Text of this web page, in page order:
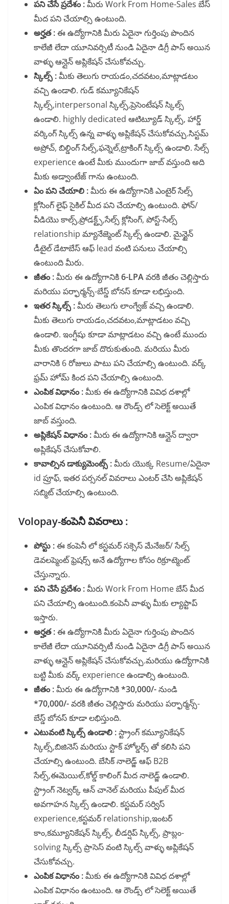
పని చేసే ప్రదేశం :మీరు Work From Home-Sales బేస్
మీద పని చేయాల్సి ఉంటుంది.
అర్హత :ఈ ఉద్యోగానికి మీరు ఏదైనా గుర్తింపు పొందిన
కాలేజీ లేదా యూనివర్సిటీ నుండి ఏదైనా డిగ్రీ పాస్ అయిన
వాళ్ళు ఆన్లైన్ అప్లికేషన్ చేసుకోవచ్చు.
స్కిల్స్ :మీకు తెలుగు రాయడం,చదవటం,మాట్లాడటం
వచ్చి ఉండాలి. గుడ్ కమ్యూనికేషన్
స్కిల్స్,interpersonal స్కిల్స్,ప్రెసెంటేషన్ స్కిల్స్
ఉండాలి. highly dedicated ఆటిట్యూడ్ స్కిల్స్, హార్డ్
వర్కింగ్ స్కిల్స్ ఉన్న వాళ్ళు అప్లికేషన్ చేసుకోవచ్చు.సిస్టమ్
అప్రోచ్, బిల్డింగ్ సేల్స్,ఫన్నెల్,ట్రాకింగ్ స్కిల్స్ ఉండాలి. సేల్స్
experience ఉంటే మీకు ముందుగా జాబ్ వస్తుంది అది
మీకు అడ్వాంటేజ్ గాను ఉంటుంది.
ఏం పని చేయాలి :మీరు ఈ ఉద్యోగానికి ఎంటైర్ సేల్స్
క్లోసింగ్ లైఫ్ సైకిల్ మీద పని చేయాల్సి ఉంటుంది. ఫోన్/
వీడియొ కాల్స్,ప్రోడక్ట్స్,సేల్స్ క్లోసింగ్, పోస్ట్-సేల్స్
relationship మ్యానేజ్మెంట్ స్కిల్స్ ఉండాలి. మైన్టైన్
డీటైల్ డేటాబేస్ ఆఫ్ lead వంటి పనులు చేయాల్సి
ఉంటుంది మీరు.
జీతం :మీరు ఈ ఉద్యోగానికి6-LPAవరకి జీతం చెల్లిస్తారు
మరియు పర్ఫార్మన్స్-బేస్డ్ బోనస్ కూడా లభిస్తుంది.
ఇతర స్కిల్స్ :మీరు తెలుగు లాంగ్వేజ్ వచ్చి ఉండాలి.
మీకు తెలుగు రాయడం,చదవటం,మాట్లాడటం వచ్చి
ఉండాలి. ఇంగ్షీషు కూడా మాట్లాడటం వచ్చి ఉంటే ముందు
మీకు తొందరగా జాబ్ దొరుకుతుంది. మరియు మీరు
వారానికి 6 రోజులు పాటు పని చేయాల్సి ఉంటుంది. వర్క్
ఫ్రమ్ హోమ్ కింద పని చేయాల్సి ఉంటుంది.
ఎంపిక విధానం :మీకు ఈ ఉద్యోగానికి వివిధ దశాల్లో
ఎంపిక విధానం ఉంటుంది. ఆ రౌండ్స్ లో సెలెక్ట్ అయితే
జాబ్ వస్తుంది.
అప్లికేషన్ విధానం :మీరు ఈ ఉద్యోగానికి ఆన్లైన్ ద్వారా
అప్లికేషన్ చేసుకోవాలి.
కావాల్సిన డాక్యుమెంట్స్ :మీరు యొక్క Resume/ఏదైనా
id ప్రూఫ్, ఇతర పర్సనల్ వివరాలు ఎంటర్ చేసి అప్లికేషన్
సబ్మిట్ చేయాల్సి ఉంటుంది.
Volopay-కంపెనీ వివరాలు :
పోస్టు :ఈ కంపెనీ లో కస్టమర్ సక్సెస్ మేనేజర్/ సేల్స్
డెవలప్మెంట్ ఫ్రెషర్స్ అనే ఉద్యోగాల కోసం రిక్రూట్మెంట్
చేస్తున్నారు.
పని చేసే ప్రదేశం :మీరు Work From Home బేస్ మీద
పని చేయాల్సి ఉంటుంది.కంపెనీ వాళ్ళు మీకు ల్యాప్టాప్
ఇస్తారు.
అర్హత :ఈ ఉద్యోగానికి మీరు ఏదైనా గుర్తింపు పొందిన
కాలేజీ లేదా యూనివర్సిటీ నుండి ఏదైనా డిగ్రీ పాస్ అయిన
వాళ్ళు ఆన్లైన్ అప్లికేషన్ చేసుకోవచ్చు.మరియు ఉద్యోగానికి
బట్టి మీకు వర్క్ experience ఉండాల్సి ఉంటుంది.
జీతం :మీరు ఈ ఉద్యోగానికి*30,000/-నుండి
*70,000/-వరకి జీతం చెల్లిస్తారు మరియు పర్ఫార్మన్స్-
బేస్డ్ బోనస్ కూడా లభిస్తుంది.
ఎటువంటి స్కిల్స్ ఉండాలి :స్ట్రాంగ్ కమ్యూనికేషన్
స్కిల్స్,బిజినెస్ మరియు స్టాక్ హోల్డర్స్ తో కలిసి పని
చేయాల్సి ఉంటుంది. బేసిక్ నాలెడ్జ్ ఆఫ్ B2B
సేల్స్,ఈమెయిల్,కోల్డ్ కాలింగ్ మీద నాలెడ్జ్ ఉండాలి.
స్ట్రాంగ్ నెట్వర్క్ ఆన్ చానెల్ మరియు పీపుల్ మీద
అవగాహన స్కిల్స్ ఉండాలి. కస్టమర్ సర్విస్
experience,కస్టమర్ relationship,ఇంటర్
కాం,కమ్యూనికేషన్ స్కిల్స్, లీడర్షిప్ స్కిల్స్, ప్రాబ్లం-
solving స్కిల్స్ ప్రాసెస్ వంటి స్కిల్స్ వాళ్ళు అప్లికేషన్
చేసుకోవచ్చు.
ఎంపిక విధానం :మీకు ఈ ఉద్యోగానికి వివిధ దశాల్లో
ఎంపిక విధానం ఉంటుంది. ఆ రౌండ్స్ లో సెలెక్ట్ అయితే